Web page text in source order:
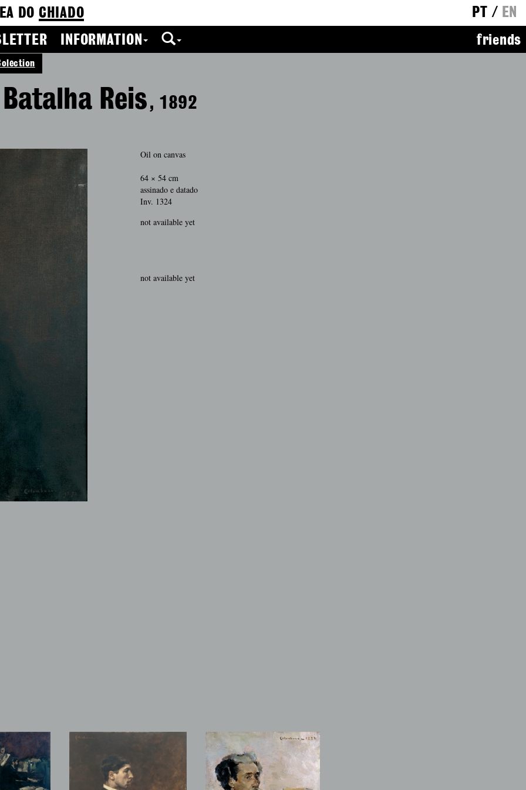
DO CHIADO PT / EN
INFORMATION friends
Reis , 1892
Oil on canvas
64 × 54 cm
assinado e datado
Inv. 1324
not available yet
not available yet